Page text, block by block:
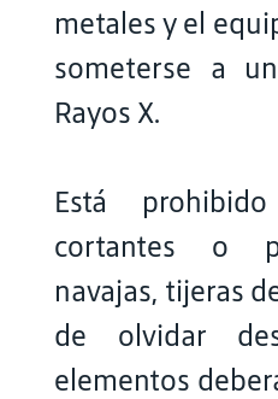
metales y el
someterse a
Rayos X.
Está
cortantes o
navajas, tijeras
de olvidar
elementos